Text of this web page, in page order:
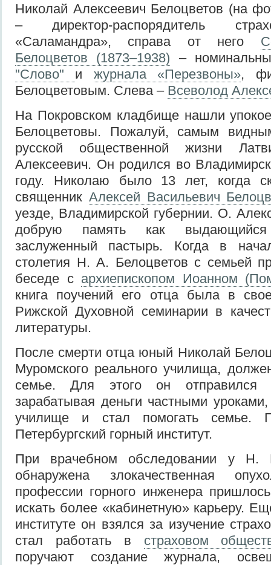
Николай Алексеевич Белоцветов (на
– директор-распорядитель
«Саламандра», справа от него
Белоцветов (1873–1938) –
"Слово" и журнала «Перезвоны»,
Белоцветовым. Слева – Всеволод
На Покровском кладбище нашли
Белоцветовы. Пожалуй, самым
русской общественной жизни
Алексеевич. Он родился во
году. Николаю было 13 лет, когда
священник Алексей Васильевич
уезде, Владимирской губернии. О.
добрую память как
заслуженный пастырь. Когда в
столетия Н. А. Белоцветов с семьей
беседе с архиепископом Иоанном
книга поучений его отца была в
Рижской Духовной семинарии в
литературы.
После смерти отца юный Николай
Муромского реального училища,
семье. Для этого он отправился
зарабатывая деньги частными
училище и стал помогать семье.
Петербургский горный институт.
При врачебном обследовании у Н.
обнаружена злокачественная
профессии горного инженера
искать более «кабинетную» карьеру.
институте он взялся за изучение
стал работать в страховом
поручают создание журнала,